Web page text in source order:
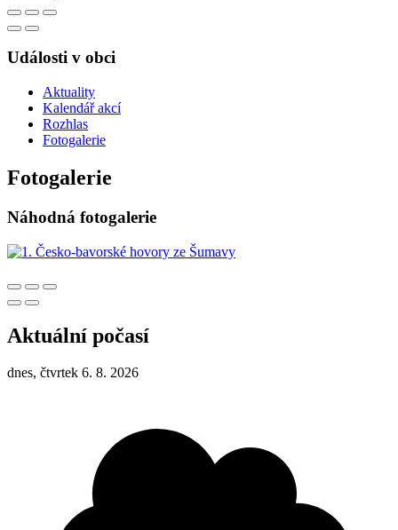
Události v obci
Aktuality
Kalendář akcí
Rozhlas
Fotogalerie
Fotogalerie
Náhodná fotogalerie
Aktuální počasí
dnes, čtvrtek 6. 8. 2026